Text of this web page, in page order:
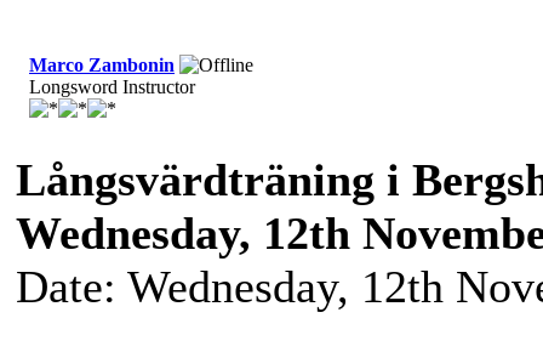
Marco Zambonin
Longsword Instructor
Långsvärdträning i
Wednesday, 12th
Date: Wednesday, 12th